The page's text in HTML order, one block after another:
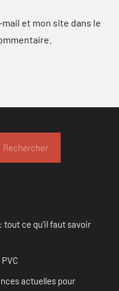
et mon site dans le
Rechercher
ce qu’il faut savoir
actuelles pour